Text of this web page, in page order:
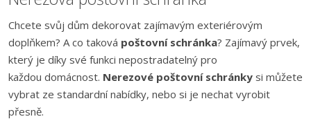
Chcete svůj dům dekorovat zajímavým exteriérovým
doplňkem? A co taková poštovní schránka? Zajímavý prvek,
který je díky své funkci nepostradatelný pro
každou domácnost. Nerezové poštovní schránky si můžete
vybrat ze standardní nabídky, nebo si je nechat vyrobit
přesně.